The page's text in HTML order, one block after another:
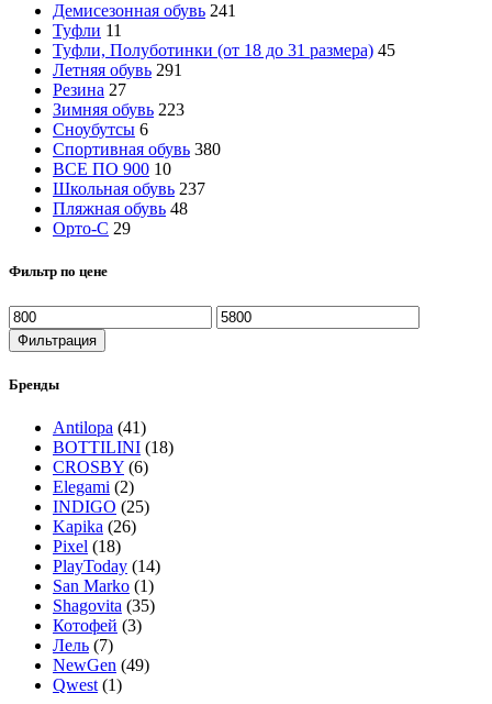
Демисезонная обувь 241
Туфли 11
Туфли, Полуботинки (от 18 до 31 размера) 45
Летняя обувь 291
Резина 27
Зимняя обувь 223
Сноубутсы 6
Спортивная обувь 380
ВСЕ ПО 900 10
Школьная обувь 237
Пляжная обувь 48
Орто-С 29
Фильтр по цене
Минимальная
цена
Максимальная
цена
Фильтрация
Бренды
Antilopa (41)
BOTTILINI (18)
CROSBY (6)
Elegami (2)
INDIGO (25)
Kapika (26)
Pixel (18)
PlayToday (14)
San Marko (1)
Shagovita (35)
Котофей (3)
Лель (7)
NewGen (49)
Qwest (1)